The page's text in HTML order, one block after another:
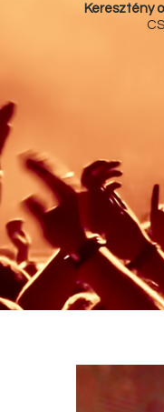
Keresztény
Kapcsolat